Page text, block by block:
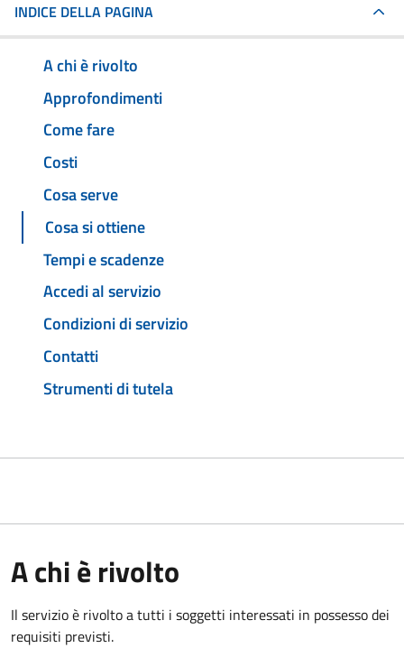
INDICE DELLA PAGINA
A chi è rivolto
Approfondimenti
Come fare
Costi
Cosa serve
Cosa si ottiene
Tempi e scadenze
Accedi al servizio
Condizioni di servizio
Contatti
Strumenti di tutela
A chi è rivolto
Il servizio è rivolto a tutti i soggetti interessati in possesso dei
requisiti previsti.